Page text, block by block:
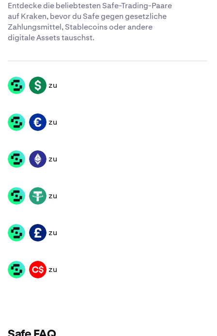
Entdecke die beliebtesten Safe-Trading-Paare
auf Kraken, bevor du Safe gegen gesetzliche
Zahlungsmittel, Stablecoins oder andere
digitale Assets tauschst.
SAFE USD zu
SAFE EUR zu
SAFE ETH zu
SAFE USDT zu
SAFE GBP zu
SAFE CAD zu